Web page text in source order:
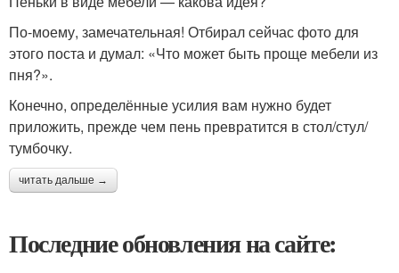
По-моему, замечательная! Отбирал сейчас фото для
этого поста и думал: «Что может быть проще мебели из
пня?».
Конечно, определённые усилия вам нужно будет
приложить, прежде чем пень превратится в стол/стул/
тумбочку.
читать дальше →
Последние обновления на сайте: